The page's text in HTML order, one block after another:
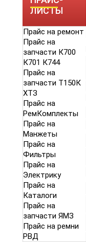
ЛИСТЫ
Прайс на ремонт
Прайс на
запчасти К700
К701 К744
Прайс на
запчасти Т150К
ХТЗ
Прайс на
РемКомплекты
Прайс на
Манжеты
Прайс на
Фильтры
Прайс на
Электрику
Прайс на
Каталоги
Прайс на
запчасти ЯМЗ
Прайс на ремни
РВД